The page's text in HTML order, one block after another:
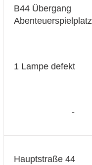
B44 Übergang
Abenteuerspielplatz
1 Lampe defekt
-
Hauptstraße 44